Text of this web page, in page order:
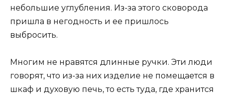
небольшие углубления. Из-за этого сковорода
пришла в негодность и ее пришлось
выбросить.
Многим не нравятся длинные ручки. Эти люди
говорят, что из-за них изделие не помещается в
шкаф и духовую печь, то есть туда, где хранится